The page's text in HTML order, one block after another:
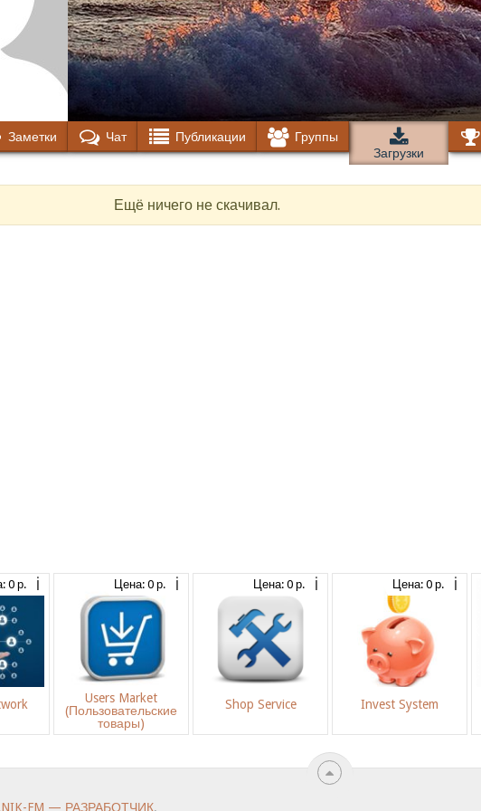
Заметки Чат Публикации
Группы
Загрузки
Ещё ничего не скачивал.
0 р. Цена: 0 р.
Users Market
(Пользовательские
товары)
Цена: 0 р.
Shop Service
Цена: 0 р.
Invest System
FM — РАЗРАБОТЧИК.